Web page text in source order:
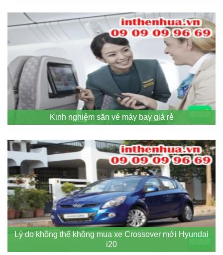
Kinh nghiệm săn vé máy bay giá rẻ
Lý do không thể không mua xe Crossover mới Hyundai
i20